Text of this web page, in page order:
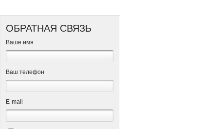
ОБРАТНАЯ СВЯЗЬ
Ваше имя
Ваш телефон
Е-mail